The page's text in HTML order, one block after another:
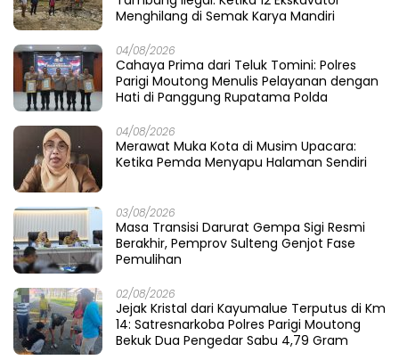
Menghilang di Semak Karya Mandiri
04/08/2026
Cahaya Prima dari Teluk Tomini: Polres
Parigi Moutong Menulis Pelayanan dengan
Hati di Panggung Rupatama Polda
04/08/2026
Merawat Muka Kota di Musim Upacara:
Ketika Pemda Menyapu Halaman Sendiri
03/08/2026
Masa Transisi Darurat Gempa Sigi Resmi
Berakhir, Pemprov Sulteng Genjot Fase
Pemulihan
02/08/2026
Jejak Kristal dari Kayumalue Terputus di Km
14: Satresnarkoba Polres Parigi Moutong
Bekuk Dua Pengedar Sabu 4,79 Gram